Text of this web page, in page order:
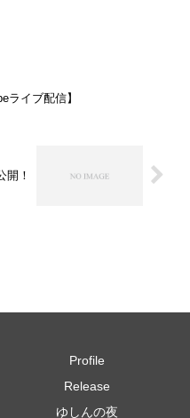
ライブ配信】
開！
Profile
Release
ゆしんの夜